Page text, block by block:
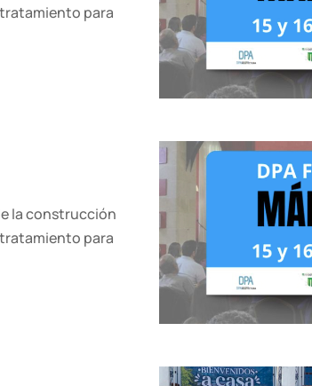
para
la construcción
para